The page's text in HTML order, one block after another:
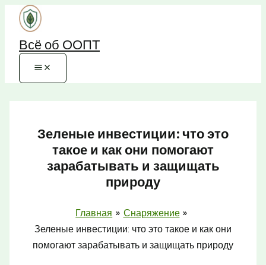
Перейти
содержимому
Всё об ООПТ
Зеленые инвестиции: что это
такое и как они помогают
зарабатывать и защищать
природу
Главная
Снаряжение
Зеленые инвестиции: что это такое и как они
помогают зарабатывать и защищать природу